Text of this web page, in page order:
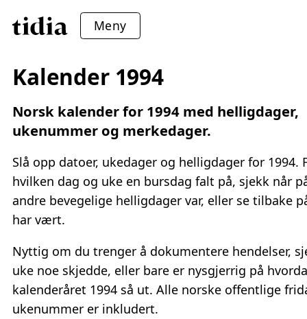
Meny
Kalender 1994
Norsk kalender for 1994 med helligdager,
ukenummer og merkedager.
Slå opp datoer, ukedager og helligdager for 1994.
hvilken dag og uke en bursdag falt på, sjekk når
andre bevegelige helligdager var, eller se tilbake
har vært.
Nyttig om du trenger å dokumentere hendelser,
uke noe skjedde, eller bare er nysgjerrig på
kalenderåret 1994 så ut. Alle norske offentlige
ukenummer er inkludert.